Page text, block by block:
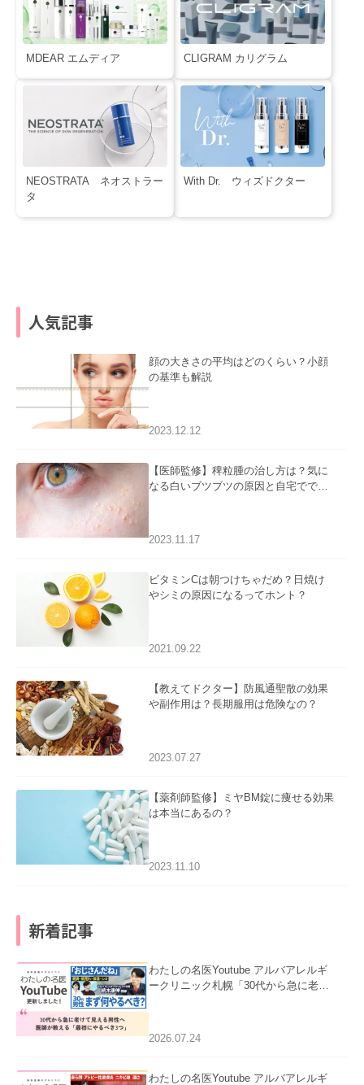
MDEAR エムディア CLIGRAM カリグラム
NEOSTRATA ネオストラー
タ
With Dr. ウィズドクター
人気記事
顔の大きさの平均はどのくらい？小顔
の基準も解説
2023.12.12
【医師監修】稗粒腫の治し方は？気に
なる白いブツブツの原因と自宅ででき
2023.11.17
ビタミンCは朝つけちゃだめ？日焼け
やシミの原因になるってホント？
2021.09.22
【教えてドクター】防風通聖散の効果
や副作用は？長期服用は危険なの？
2023.07.27
【薬剤師監修】ミヤBM錠に痩せる効果
は本当にあるの？
2023.11.10
新着記事
わたしの名医Youtube アルバアレルギ
ークリニック札幌「30代から急に老け
た。
2026.07.24
わたしの名医Youtube アルバアレルギ